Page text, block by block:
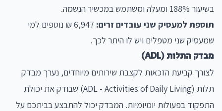
בשיעור 188% ומעלה ומשתמש במכשיר הנשמה.
תוספת למעסיק שני עובדים זרים:
6,947 ₪ נוספים למי
שמעסיק שני מטפלים ויש לו היתר לכך.
מבדק התלות (ADL)
לצורך קביעת הזכאות לקצבת שירותים מיוחדים, נערך מבדק
תלות (ADL - Activities of Daily Living) שבודק את יכולת
התפקוד בפעולות יומיומיות. המבדק יכול להתבצע בביתכם על